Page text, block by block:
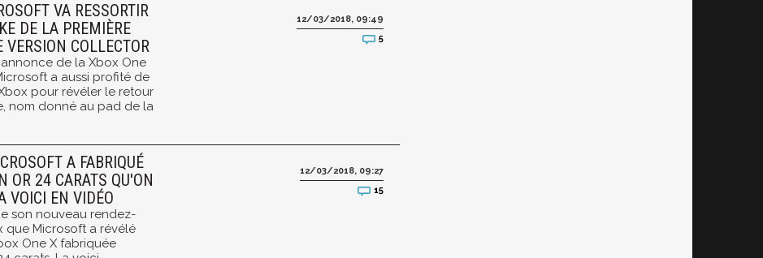
VA RESSORTIR
DE LA PREMIÈRE
COLLECTOR
de la Xbox One
a aussi profité de
pour révéler le retour
nom donné au pad de la
12/03/2018, 09:49
5
A FABRIQUÉ
OR 24 CARATS QU'ON
VOICI EN VIDÉO
son nouveau rendez-
que Microsoft a révélé
One X fabriquée
12/03/2018, 09:27
15